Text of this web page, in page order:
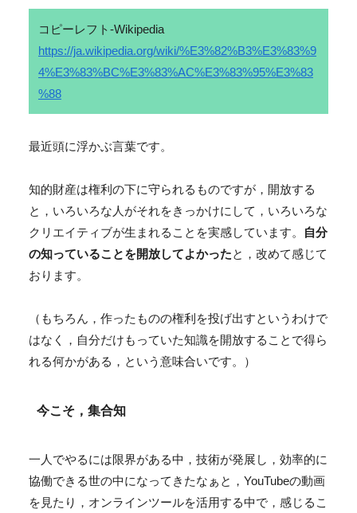
コピーレフト-Wikipedia
https://ja.wikipedia.org/wiki/%E3%82%B3%E3%83%9
4%E3%83%BC%E3%83%AC%E3%83%95%E3%83
%88
最近頭に浮かぶ言葉です。
知的財産は権利の下に守られるものですが，開放する
と，いろいろな人がそれをきっかけにして，いろいろな
クリエイティブが生まれることを実感しています。
自分
の知っていることを開放してよかったと，改めて感じて
おります。
（もちろん，作ったものの権利を投げ出すというわけで
はなく，自分だけもっていた知識を開放することで得ら
れる何かがある，という意味合いです。）
今こそ，集合知
一人でやるには限界がある中，技術が発展し，効率的に
協働できる世の中になってきたなぁと，YouTubeの動画
を見たり，オンラインツールを活用する中で，感じるこ